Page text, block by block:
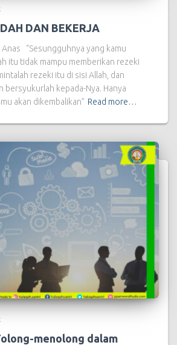
DAN BEKERJA
“Sesungguhnya yang kamu
itu tidak mampu memberikan rezeki
rezeki itu di sisi Allah, dan
bersyukurlah kepada-Nya. Hanya
akan dikembalikan” Read more…
menolong dalam